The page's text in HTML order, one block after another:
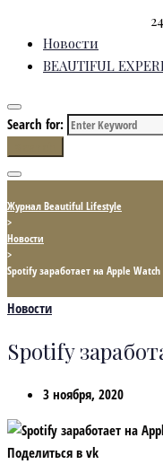
Новости
BEAUTIFUL
Search for:
Журнал Beautiful Lifestyle
>
Новости
>
Spotify заработает на Apple Watch
Новости
Spotify
3 ноября, 2020
Поделиться в vk